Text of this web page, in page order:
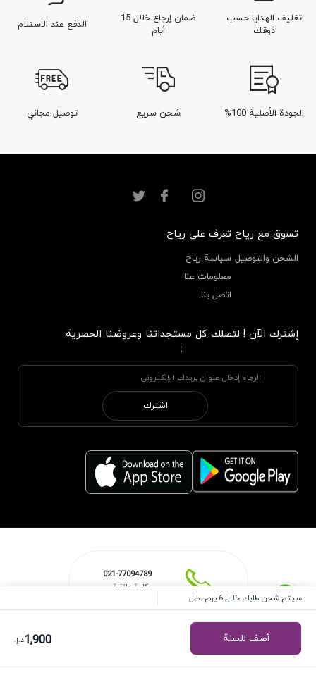
سيتم شحن طلبك خلال 6 يوم عمل
أضف للسلة 1,900د.إ.
تغليف الهدايا حسب
ذوقك
ضمان إرجاع خلال 15
أيام
الدفع عند الاستلام
الجودة الأصلية 100% شحن سريع توصيل مجاني
تسوق مع رياح
الشحن والتوصيل
تعرف على رياح
سياسة رياح
معلومات عنا
اتصل بنا
إشترك الآن ! لتصلك كل مستجداتنا وعروضنا الحصرية
:
اشترك
021-77094789
مكالمة هاتفية